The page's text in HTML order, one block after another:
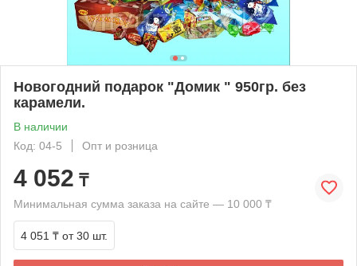
Новогодний подарок "Домик " 950гр. без
карамели.
В наличии
Код: 04-5
Опт и розница
4 052 ₸
Минимальная сумма заказа на сайте — 10 000 ₸
4 051 ₸ от 30 шт.